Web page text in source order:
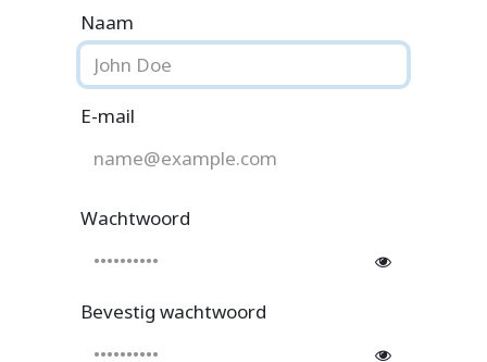
Naam
E-mail
Wachtwoord
Bevestig wachtwoord